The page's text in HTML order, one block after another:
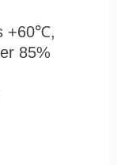
+60℃,
85%